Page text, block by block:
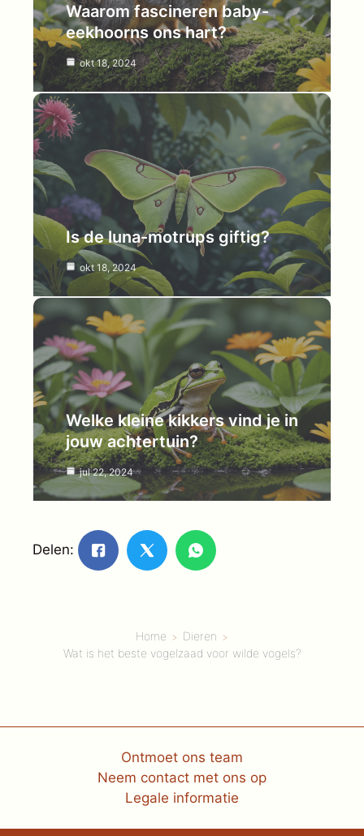
Waarom fascineren baby-
eekhoorns ons hart?
okt 18, 2024
Is de luna-motrups giftig?
okt 18, 2024
Welke kleine kikkers vind je in
jouw achtertuin?
jul 22, 2024
Delen:
Home
Dieren
Wat is het beste vogelzaad voor wilde vogels?
Ontmoet ons team
Neem contact met ons op
Legale informatie